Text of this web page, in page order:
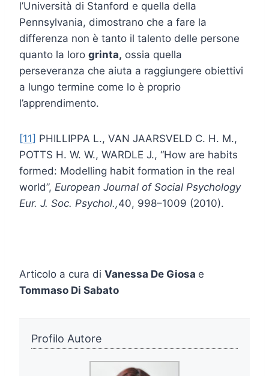
l’Università di Stanford e quella della
Pennsylvania, dimostrano che a fare la
differenza non è tanto il talento delle persone
quanto la loro grinta, ossia quella
perseveranza che aiuta a raggiungere obiettivi
a lungo termine come lo è proprio
l’apprendimento.
[11] PHILLIPPA L., VAN JAARSVELD C. H. M.,
POTTS H. W. W., WARDLE J., “How are habits
formed: Modelling habit formation in the real
world”, European Journal of Social Psychology
Eur. J. Soc. Psychol.,40, 998–1009 (2010).
Articolo a cura di Vanessa De Giosa e
Tommaso Di Sabato
Profilo Autore